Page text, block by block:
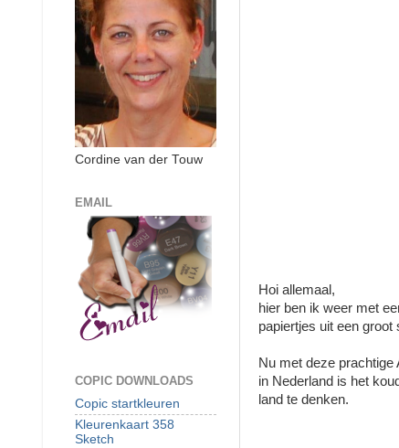
Hoi allemaal,
hier ben ik weer met
papiertjes uit een
Nu met deze
in Nederland is het
land te denken.
Cordine van der Touw
EMAIL
COPIC DOWNLOADS
Copic startkleuren
Kleurenkaart 358
Sketch